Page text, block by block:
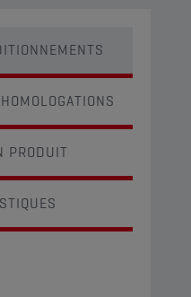
PRODUIT